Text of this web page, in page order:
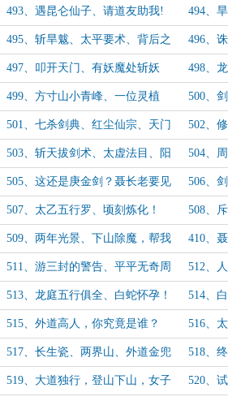
书! 遇虎妖!
493、遇昆仑仙子、请道友助我!
（求月票，求月票!）
494、
票，求
495、斩旱魃、太平要术、背后之
人!
496、
一别！
497、叩开天门、有妖魔处斩妖
魔，方寸山来人！
498、
山！（
499、方寸山小青峰、一位灵植
夫！
500、
到宝！
501、七杀剑典、红尘仙宗、天门
后期！
502、
峰来人！
503、斩天拔剑术、太虚法目、阳
龙指！
504、
真灵血
505、这还是庚金剑？聂长老要见
你！
506、
元一阳
507、太乙五行罗、顷刻炼化！ 508、
509、两年光景、下山除魔，帮我
揉揉肩！
410、
孩子？
511、游三封的警告、平平无奇周
师兄！（3k）
512、
准备下
513、龙庭五行俱全、白蛇怀孕！ 514、
515、外道高人，你究竟是谁？ 516、
意！
517、长生瓷、两界山、外道金兜
山！
518、
519、大道独行，登山下山，女子 520、